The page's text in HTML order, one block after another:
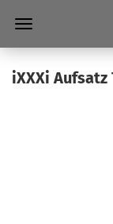
iXXXi Auf­satz